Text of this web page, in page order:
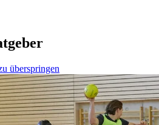
überspringen